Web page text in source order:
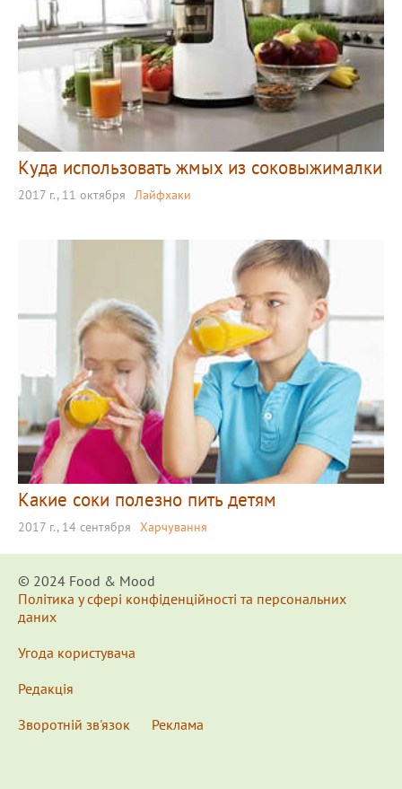
Куда использовать жмых из соковыжималки
2017 г., 11 октября Лайфхаки
Какие соки полезно пить детям
2017 г., 14 сентября Харчування
© 2024 Food & Мood
Політика у сфері конфіденційності та персональних
даних
Угода користувача
Редакція
Зворотній зв'язок
Реклама